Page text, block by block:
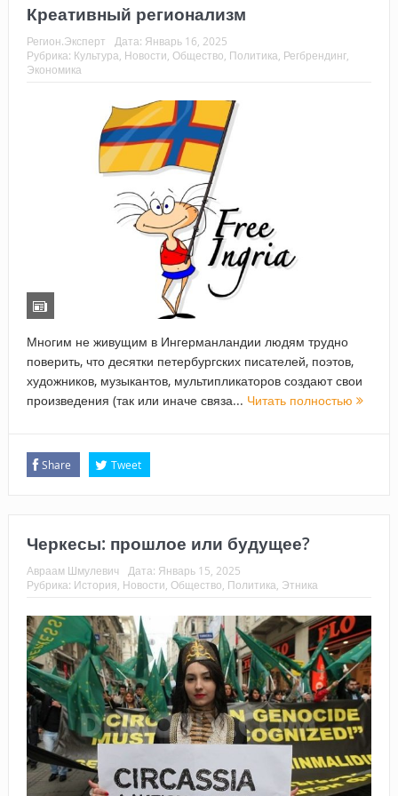
Креативный регионализм
Регион.Эксперт Дата: Январь 16, 2025
Рубрика: Культура Новости Общество Политика Регбрендинг,
Экономика
Многим не живущим в Ингерманландии людям трудно
поверить, что десятки петербургских писателей, поэтов,
художников, музыкантов, мультипликаторов создают свои
произведения (так или иначе связа... Читать полностью
Share Tweet
Черкесы: прошлое или будущее?
Авраам Шмулевич Дата: Январь 15, 2025
Рубрика: История Новости Общество Политика Этника